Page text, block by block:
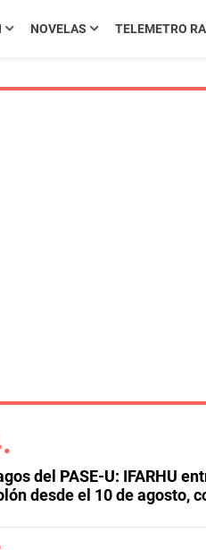
NOVELAS TELEMETRO
del PASE-U: IFARHU
desde el 10 de agosto,